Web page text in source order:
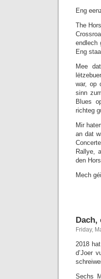
Eng
The
endlech
Eng
Mee
war, op
sinn
Blues
richteg
Mir
an dat
Rallye,
den
Mech
Dach,
Friday,
2018
d’Joer
Sechs